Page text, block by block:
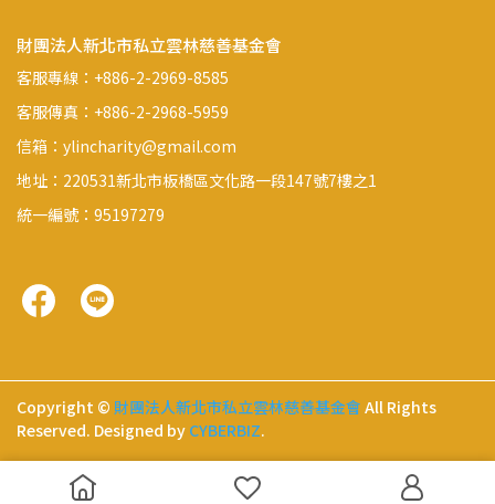
財團法人新北市私立雲林慈善基金會
客服專線：+886-2-2969-8585
客服傳真：+886-2-2968-5959
信箱：ylincharity@gmail.com
地址：220531新北市板橋區文化路一段147號7樓之1
統一編號：95197279
Copyright © 財團法人新北市私立雲林慈善基金會 All Rights
Reserved. Designed by CYBERBIZ.